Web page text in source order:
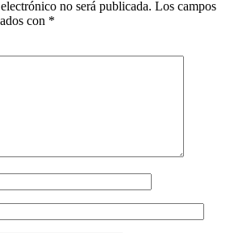
no será publicada. Los campos
con *